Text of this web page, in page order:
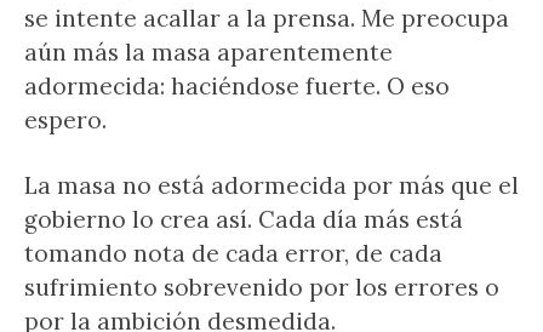
se intente acallar a la prensa. Me preocupa
aún más la masa aparentemente
adormecida: haciéndose fuerte. O eso
espero.
La masa no está adormecida por más que el
gobierno lo crea así. Cada día más está
tomando nota de cada error, de cada
sufrimiento sobrevenido por los errores o
por la ambición desmedida.